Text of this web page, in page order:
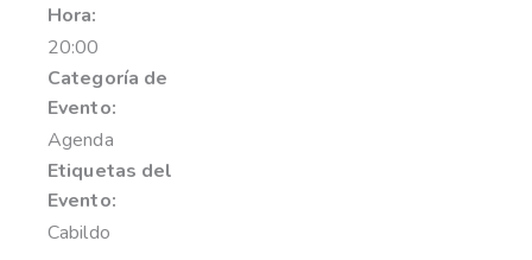
Hora:
20:00
Categoría de
Evento:
Agenda
Etiquetas del
Evento:
Cabildo